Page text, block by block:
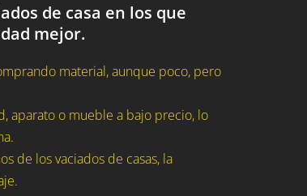
de casa en los que
mejor.
material, aunque poco, pero
aparato o mueble a bajo precio, lo
de los vaciados de casas, la